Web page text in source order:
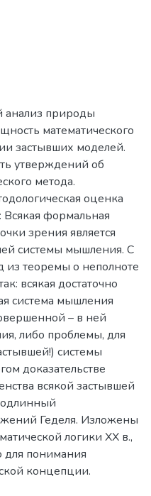
анализ природы
математического
застывших моделей.
утверждений об
метода.
оценка
формальная
зрения является
системы мышления. С
из теоремы о неполноте
всякая достаточно
система мышления
– в ней
либо проблемы, для
системы
доказательстве
всякой застывшей
Геделя. Изложены
логики XX в.,
понимания
концепции.